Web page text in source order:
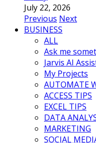
July 22, 2026
Previous Next
BUSINESS
ALL
Ask me
Jarvis AI
My Projects
AUTOMATE
ACCESS TIPS
EXCEL TIPS
DATA
MARKETING
SOCIAL